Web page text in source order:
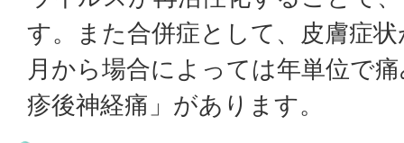
す。また合併症として、皮膚症
月から場合によっては年単位で
疹後神経痛」があります。